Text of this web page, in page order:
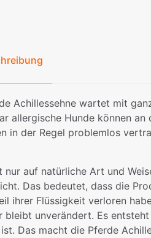
Achillessehne wartet mit
allergische Hunde können
in der Regel problemlos
auf natürliche Art und
Das bedeutet, dass die
Flüssigkeit verloren
unverändert. Es
Das macht die Pferde